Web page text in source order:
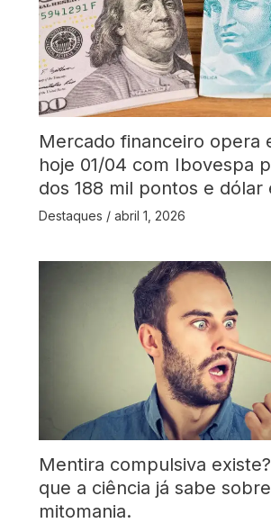
Mercado financeiro opera
hoje 01/04 com Ibovespa
dos 188 mil pontos e dólar
Destaques / abril 1, 2026
Mentira compulsiva
que a ciência já sabe
mitomania.